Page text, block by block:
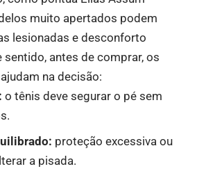
muito apertados podem
lesionadas e desconforto
antes de comprar, os
na decisão:
o tênis deve segurar o pé sem
proteção excessiva ou
a pisada.